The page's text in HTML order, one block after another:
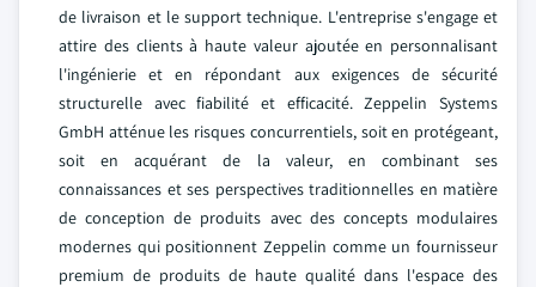
de livraison et le support technique. L'entreprise s'engage et
attire des clients à haute valeur ajoutée en personnalisant
l'ingénierie et en répondant aux exigences de sécurité
structurelle avec fiabilité et efficacité. Zeppelin Systems
GmbH atténue les risques concurrentiels, soit en protégeant,
soit en acquérant de la valeur, en combinant ses
connaissances et ses perspectives traditionnelles en matière
de conception de produits avec des concepts modulaires
modernes qui positionnent Zeppelin comme un fournisseur
premium de produits de haute qualité dans l'espace des